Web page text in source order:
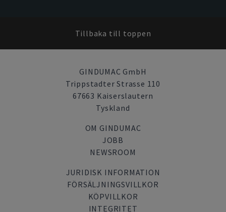
Tillbaka till toppen
GINDUMAC GmbH
Trippstadter Strasse 110
67663 Kaiserslautern
Tyskland
OM GINDUMAC
JOBB
NEWSROOM
JURIDISK INFORMATION
FÖRSÄLJNINGSVILLKOR
KÖPVILLKOR
INTEGRITET